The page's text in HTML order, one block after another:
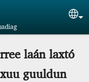
laán laxtó
guuldun